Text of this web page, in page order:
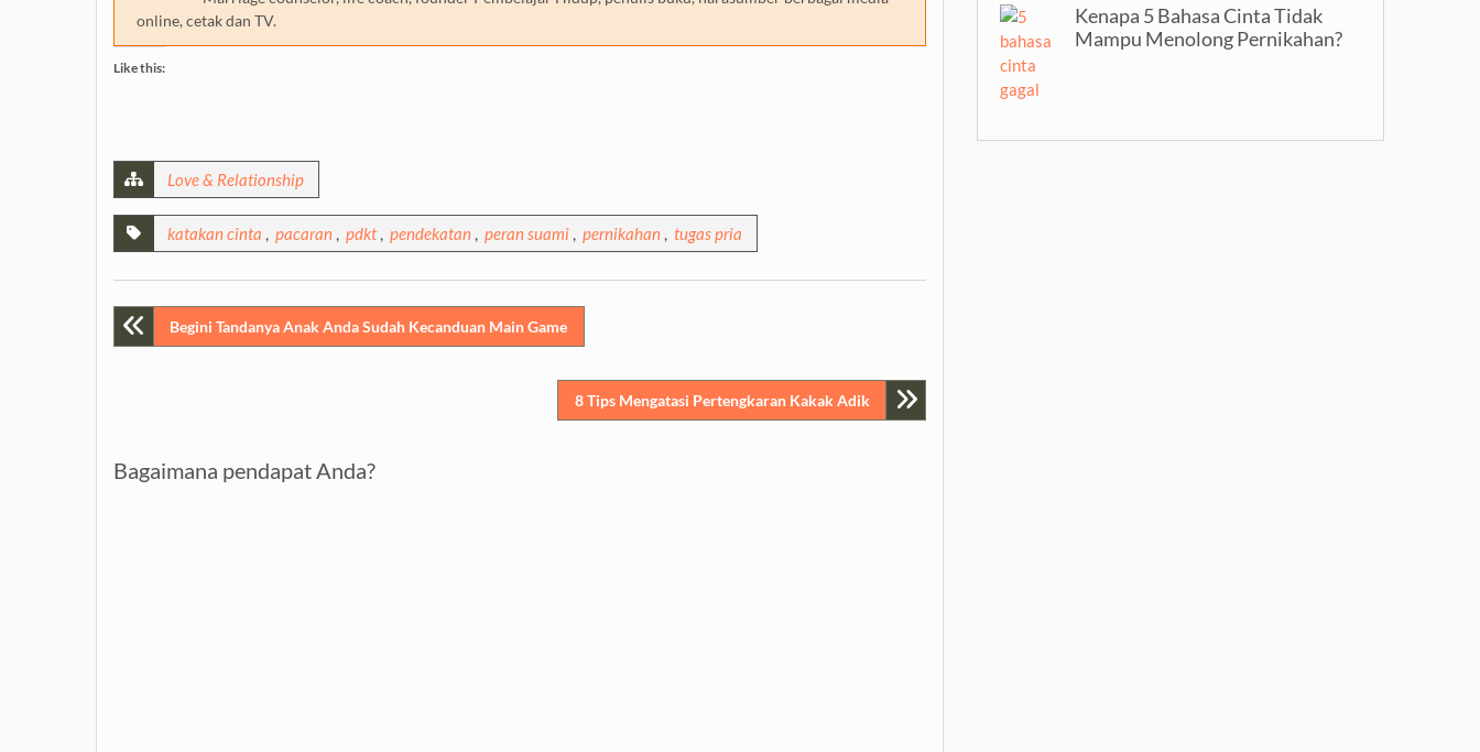
online, cetak dan TV.
Like this:
Love & Relationship
katakan cinta , pacaran , pdkt , pendekatan , peran suami , pernikahan , tugas pria
PostBegini Tandanya Anak Anda Sudah Kecanduan Main Game
8 Tips Mengatasi Pertengkaran Kakak Adik
Bagaimana pendapat Anda?
Kenapa 5 Bahasa Cinta Tidak
Mampu Menolong Pernikahan?